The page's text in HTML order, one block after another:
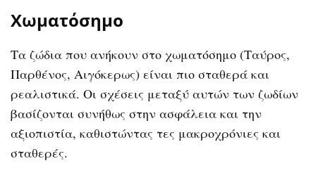
Χωματόσημο
Τα ζώδια που ανήκουν στο χωματόσημο (Ταύρος,
Παρθένος, Αιγόκερως) είναι πιο σταθερά και
ρεαλιστικά. Οι σχέσεις μεταξύ αυτών των ζωδίων
βασίζονται συνήθως στην ασφάλεια και την
αξιοπιστία, καθιστώντας τες μακροχρόνιες και
σταθερές.